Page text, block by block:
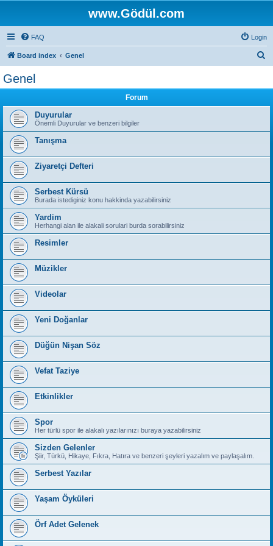
www.Gödül.com
FAQ Login
Board index Genel
Genel
Forum
Duyurular
Önemli Duyurular ve benzeri bilgiler
Tanışma
Ziyaretçi Defteri
Serbest Kürsü
Burada istediginiz konu hakkinda yazabilirsiniz
Yardim
Herhangi alan ile alakali sorulari burda sorabilirsiniz
Resimler
Müzikler
Videolar
Yeni Doğanlar
Düğün Nişan Söz
Vefat Taziye
Etkinlikler
Spor
Her türlü spor ile alakalı yazılarınızı buraya yazabilirsiniz
Sizden Gelenler
Şiir, Türkü, Hikaye, Fıkra, Hatıra ve benzeri şeyleri yazalım ve paylaşalım.
Serbest Yazılar
Yaşam Öyküleri
Örf Adet Gelenek